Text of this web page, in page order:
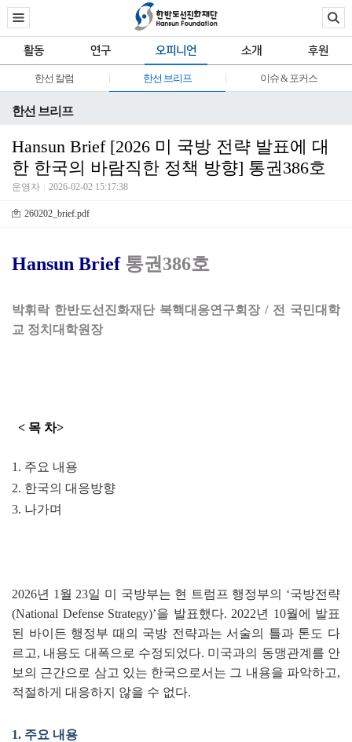
활동 연구 오피니언 소개 후원
한선 칼럼 한선 브리프 이슈 & 포커스
한선 브리프
Hansun Brief [2026 미 국방 전략 발표에 대
한 한국의 바람직한 정책 방향] 통권386호
운영자 2026-02-02 15:17:38
260202_brief.pdf
Hansun Brief 통권386호
박휘락 한반도선진화재단 북핵대응연구회장 / 전 국민대학
교 정치대학원장
< 목 차>
1. 주요 내용
2. 한국의 대응방향
3. 나가며
2026년 1 월 23일 미 국방부는 현 트럼프 행정부의 ‘국방전략
(National Defense Strategy)’을 발표했다. 2022년 10월에 발표
된 바이든 행정부 때의 국방 전략과는 서술의 틀과 톤도 다
르고, 내용도 대폭으로 수정되었다. 미국과의 동맹관계를 안
보의 근간으로 삼고 있는 한국으로서는 그 내용을 파악하고,
적절하게 대응하지 않을 수 없다.
1. 주요 내용